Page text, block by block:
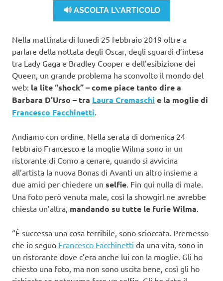
🔊 ASCOLTA L\'ARTICOLO
Nella mattinata di lunedì 25 febbraio 2019 oltre a
parlare della nottata degli Oscar, degli sguardi d’intesa
tra Lady Gaga e Bradley Cooper e dell’esibizione dei
Queen, un grande problema ha sconvolto il mondo del
web: la lite “shock” – come piace tanto dire a
Barbara D’Urso – tra Laura Cremaschi e la moglie di
Francesco Facchinetti
Andiamo con ordine. Nella serata di domenica 24
febbraio Francesco e la moglie Wilma sono in un
ristorante di Como a cenare, quando si avvicina
all’artista la nuova Bonas di Avanti un altro insieme a
due amici per chiedere un selfie . Fin qui nulla di male.
Una foto però venuta male, così la showgirl ne avrebbe
chiesta un’altra, mandando su tutte le furie Wilma
“È successa una cosa terribile, sono scioccata. Premesso
che io seguo Francesco Facchinetti da una vita, sono in
un ristorante dove c’era anche lui con la moglie. Gli ho
chiesto una foto, ma non sono uscita bene, così gli ho